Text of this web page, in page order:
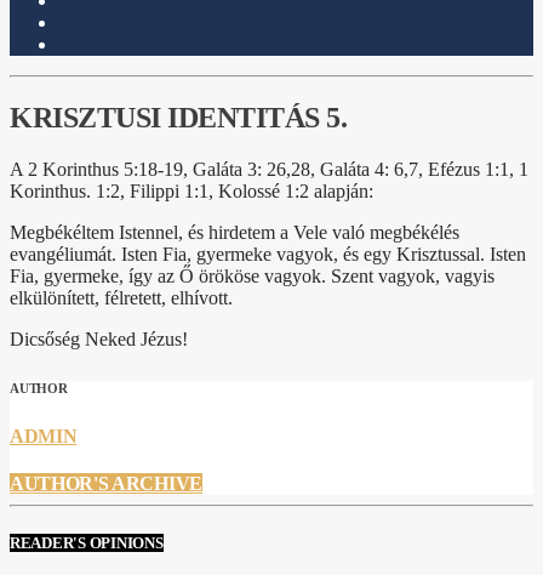
KRISZTUSI IDENTITÁS 5.
A 2 Korinthus 5:18-19, Galáta 3: 26,28, Galáta 4: 6,7, Efézus 1:1, 1
Korinthus. 1:2, Filippi 1:1, Kolossé 1:2 alapján:
Megbékéltem Istennel, és hirdetem a Vele való megbékélés
evangéliumát. Isten Fia, gyermeke vagyok, és egy Krisztussal. Isten
Fia, gyermeke, így az Ő örököse vagyok. Szent vagyok, vagyis
elkülönített, félretett, elhívott.
Dicsőség Neked Jézus!
AUTHOR
ADMIN
AUTHOR'S ARCHIVE
READER'S OPINIONS